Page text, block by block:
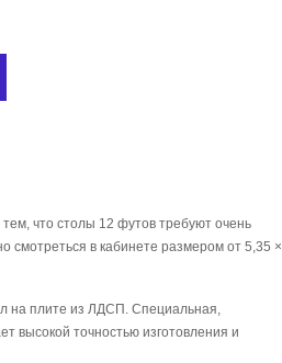
что столы 12 футов требуют очень
смотреться в кабинете размером от 5,35 ×
на плите из ЛДСП. Специальная,
высокой точностью изготовления и